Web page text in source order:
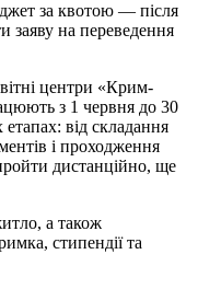
за квотою — після
заяву на переведення
центри «Крим-
з 1 червня до 30
від складання
і проходження
дистанційно, ще
а також
стипендії та